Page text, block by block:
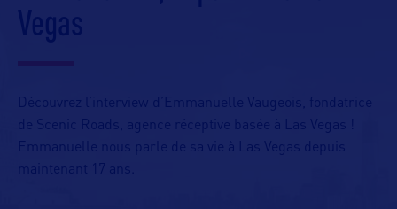
Découvrez l’interview d’Emmanuelle Vaugeois, fondatrice
de Scenic Roads, agence réceptive basée à Las Vegas !
Emmanuelle nous parle de sa vie à Las Vegas depuis
maintenant 17 ans.